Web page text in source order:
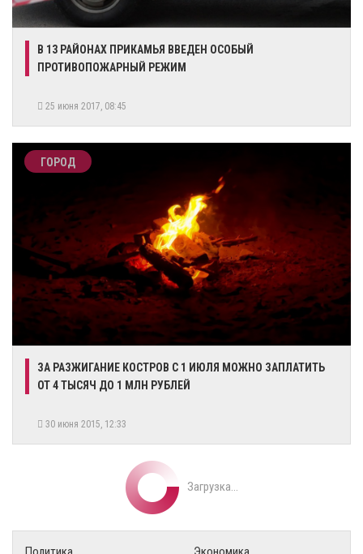
В 13 РАЙОНАХ ПРИКАМЬЯ ВВЕДЕН ОСОБЫЙ
ПРОТИВОПОЖАРНЫЙ РЕЖИМ
25 июня 2017, 08:45
ГОРОД
ЗА РАЗЖИГАНИЕ КОСТРОВ С 1 ИЮЛЯ МОЖНО ЗАПЛАТИТЬ
ОТ 4 ТЫСЯЧ ДО 1 МЛН РУБЛЕЙ
30 июня 2015, 12:33
Загрузка...